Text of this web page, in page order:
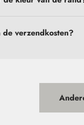
verzendkosten?